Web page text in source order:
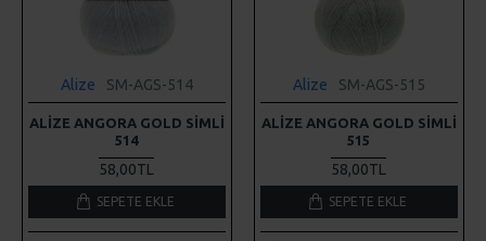
Alize SM-AGS-514
ALIZE ANGORA GOLD SIMLI
514
58,00TL
SEPETE EKLE
Alize SM-AGS-515
ALIZE ANGORA GOLD SIMLI
515
58,00TL
SEPETE EKLE